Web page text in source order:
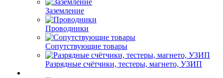
Заземление
Проводники
Сопутствующие товары
Разрядные счётчики, тестеры, магнето, УЗИП